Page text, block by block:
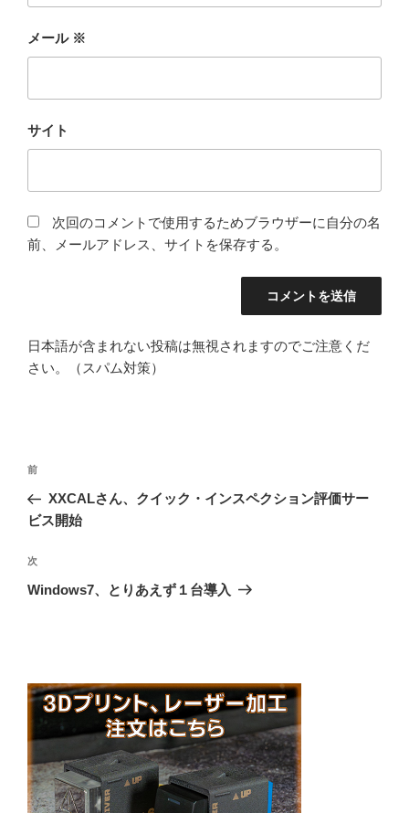
メール ※
サイト
次回のコメントで使用するためブラウザーに自分の名
前、メールアドレス、サイトを保存する。
日本語が含まれない投稿は無視されますのでご注意くだ
さい。（スパム対策）
投
ナ
ゲ
ー
前
の
投
前
XXCALさん、クイック・インスペクション評価サー
ビス開始
次
の
次
Windows7、とりあえず１台導入